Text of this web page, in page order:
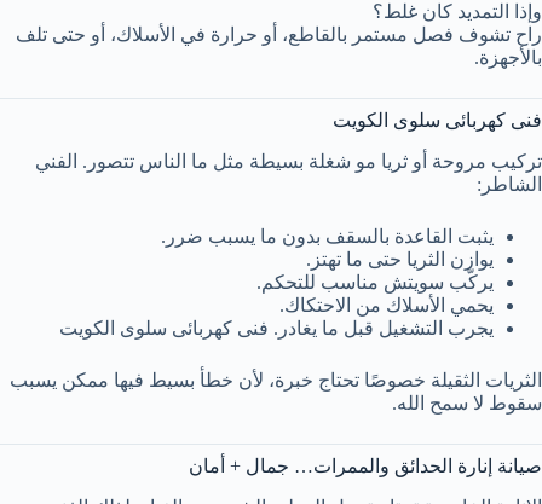
وإذا التمديد كان غلط؟
راح تشوف فصل مستمر بالقاطع، أو حرارة في الأسلاك، أو حتى تلف
بالأجهزة.
فنى كهربائى سلوى الكويت
تركيب مروحة أو ثريا مو شغلة بسيطة مثل ما الناس تتصور. الفني
الشاطر:
يثبت القاعدة بالسقف بدون ما يسبب ضرر.
يوازن الثريا حتى ما تهتز.
يركّب سويتش مناسب للتحكم.
يحمي الأسلاك من الاحتكاك.
يجرب التشغيل قبل ما يغادر. فنى كهربائى سلوى الكويت
الثريات الثقيلة خصوصًا تحتاج خبرة، لأن خطأ بسيط فيها ممكن يسبب
سقوط لا سمح الله.
صيانة إنارة الحدائق والممرات… جمال + أمان